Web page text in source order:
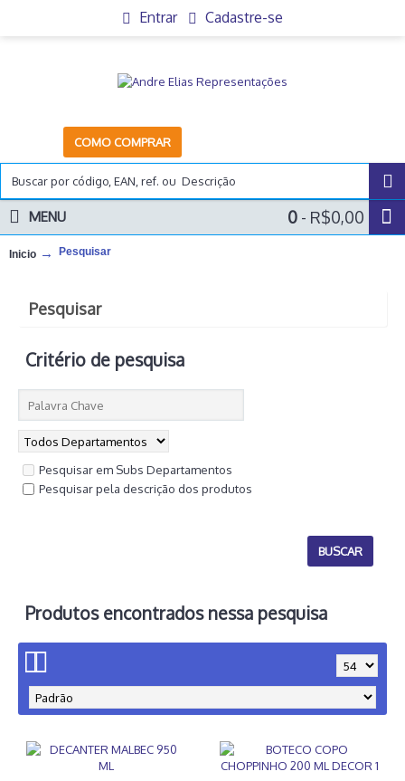
Entrar Cadastre-se
COMO COMPRAR
0 - R$0,00
MENU
Inicio Pesquisar
Pesquisar
Critério de pesquisa
Pesquisar em Subs Departamentos
Pesquisar pela descrição dos produtos
Produtos encontrados nessa pesquisa